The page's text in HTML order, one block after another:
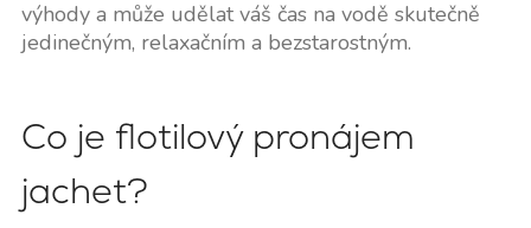
výhody a může udělat váš čas na vodě skutečně
jedinečným, relaxačním a bezstarostným.
Co je flotilový pronájem
jachet?